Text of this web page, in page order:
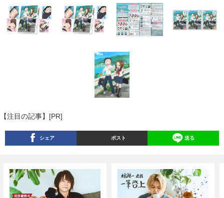
【注目の記事】[PR]
シェア ポスト 送る